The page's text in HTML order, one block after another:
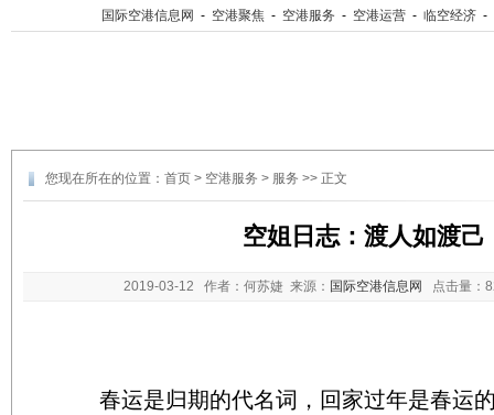
国际空港信息网 - 空港聚焦 - 空港服务 - 空港运营 - 临空经济 -
您现在所在的位置： 首页 > 空港服务 > 服务 >> 正文
空姐日志：渡人如渡己
2019-03-12 作者：何苏婕 来源： 国际空港信息网 点击量：
春运是归期的代名词，回家过年是春运